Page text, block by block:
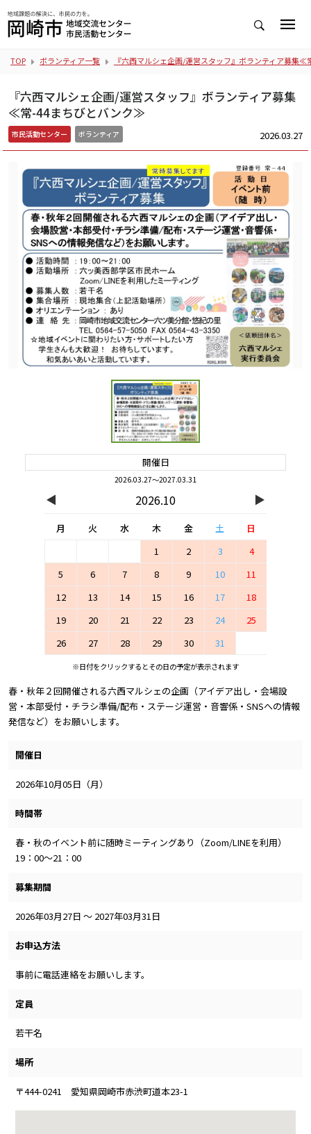
TOP ボランティア一覧 『六西マルシェ企画/運営スタッフ』ボランティア募集
『六西マルシェ企画/運営スタッフ』ボランティア募集
≪常-44まちびとバンク≫
市民活動センター ボランティア 2026.03.27
開催日
2026.03.27～2027.03.31
◀ 2026.10 ▶
月 火 水 木 金 土
日
1
2 3
4
5
6 7 8 9 10
11
12
13 14 15 16 17
18
19
20 21 22 23 24
25
26
27 28 29 30 31
※日付をクリックするとその日の予定が表示されます
春・秋年２回開催される六西マルシェの企画（アイデア出し・会場設
営・本部受付・チラシ準備/配布・ステージ運営・音響係・SNSへの情報
発信など）をお願いします。
開催日
2026年10月05日（月）
時間帯
春・秋のイベント前に随時ミーティングあり（Zoom/LINEを利用）
19：00～21：00
募集期間
2026年03月27日 ～ 2027年03月31日
お申込方法
事前に電話連絡をお願いします。
定員
若干名
場所
〒444-0241 愛知県岡崎市赤渋町道本23-1